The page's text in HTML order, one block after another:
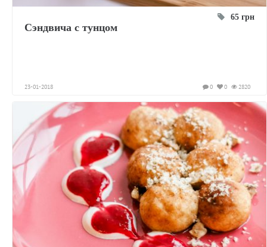
65 грн
Сэндвича с тунцом
23-01-2018 2820
0
0